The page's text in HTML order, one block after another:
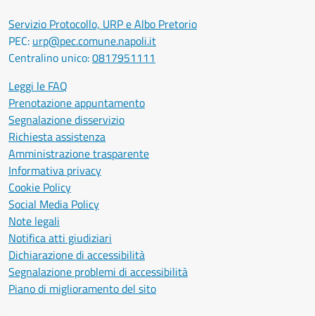
Servizio Protocollo, URP e Albo Pretorio
PEC: urp@pec.comune.napoli.it
Centralino unico:0817951111
Leggi le FAQ
Prenotazione appuntamento
Segnalazione disservizio
Richiesta assistenza
Amministrazione trasparente
Informativa privacy
Cookie Policy
Social Media Policy
Note legali
Notifica atti giudiziari
Dichiarazione di accessibilità
Segnalazione problemi di accessibilità
Piano di miglioramento del sito